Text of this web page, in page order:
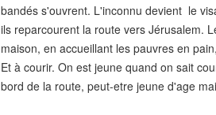
bandés s'ouvrent. L'inconnu devient le
ils reparcourent la route vers Jérusalem.
maison, en accueillant les pauvres en
Et à courir. On est jeune quand on sait
bord de la route, peut-etre jeune d'age